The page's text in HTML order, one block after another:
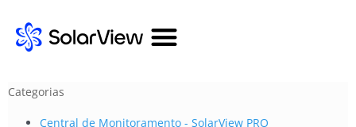
Categorias
Central de Monitoramento - SolarView PRO